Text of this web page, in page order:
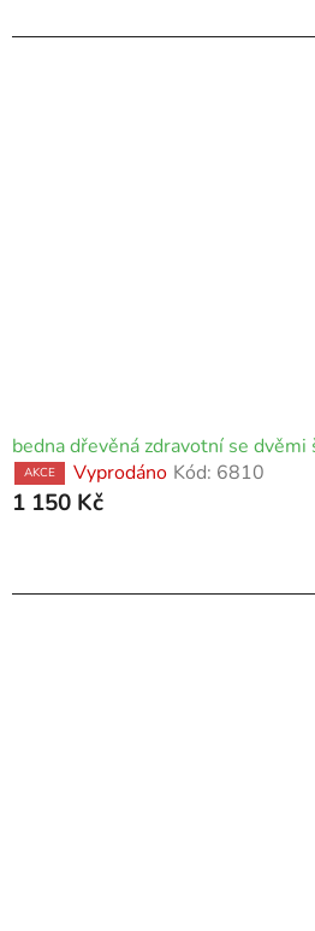
bedna dřevěná zdravotní se
AKCE Vyprodáno Kód: 6810
1 150 Kč